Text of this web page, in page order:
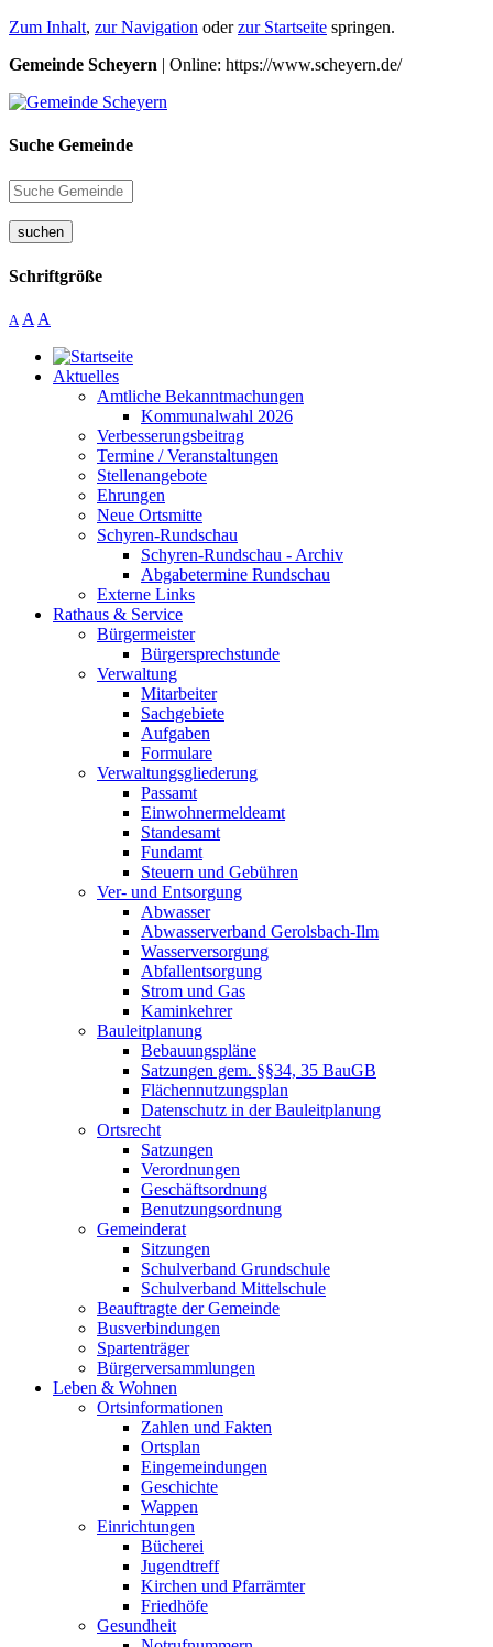
Zum Inhalt, zur Navigation oderzur Startseite springen.
Gemeinde Scheyern | Online: https://www.scheyern.de/
Suche Gemeinde
suchen
Schriftgröße
A A A
Aktuelles
Amtliche Bekanntmachungen
Kommunalwahl 2026
Verbesserungsbeitrag
Termine / Veranstaltungen
Stellenangebote
Ehrungen
Neue Ortsmitte
Schyren-Rundschau
Schyren-Rundschau - Archiv
Abgabetermine Rundschau
Externe Links
Rathaus & Service
Bürgermeister
Bürgersprechstunde
Verwaltung
Mitarbeiter
Sachgebiete
Aufgaben
Formulare
Verwaltungsgliederung
Passamt
Einwohnermeldeamt
Standesamt
Fundamt
Steuern und Gebühren
Ver- und Entsorgung
Abwasser
Abwasserverband Gerolsbach-Ilm
Wasserversorgung
Abfallentsorgung
Strom und Gas
Kaminkehrer
Bauleitplanung
Bebauungspläne
Satzungen gem. §§34, 35 BauGB
Flächennutzungsplan
Datenschutz in der Bauleitplanung
Ortsrecht
Satzungen
Verordnungen
Geschäftsordnung
Benutzungsordnung
Gemeinderat
Sitzungen
Schulverband Grundschule
Schulverband Mittelschule
Beauftragte der Gemeinde
Busverbindungen
Spartenträger
Bürgerversammlungen
Leben & Wohnen
Ortsinformationen
Zahlen und Fakten
Ortsplan
Eingemeindungen
Geschichte
Wappen
Einrichtungen
Bücherei
Jugendtreff
Kirchen und Pfarrämter
Friedhöfe
Gesundheit